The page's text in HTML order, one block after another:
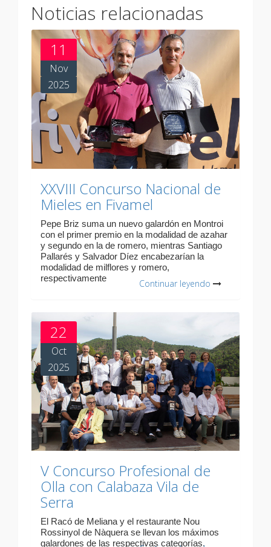
Noticias relacionadas
11
Nov
2025
XXVIII Concurso Nacional de
Mieles en Fivamel
Pepe Briz suma un nuevo galardón en Montroi
con el primer premio en la modalidad de azahar
y segundo en la de romero, mientras Santiago
Pallarés y Salvador Díez encabezarían la
modalidad de milflores y romero,
respectivamente
Continuar leyendo
22
Oct
2025
V Concurso Profesional de
Olla con Calabaza Vila de
Serra
El Racó de Meliana y el restaurante Nou
Rossinyol de Nàquera se llevan los máximos
galardones de las respectivas categorías.